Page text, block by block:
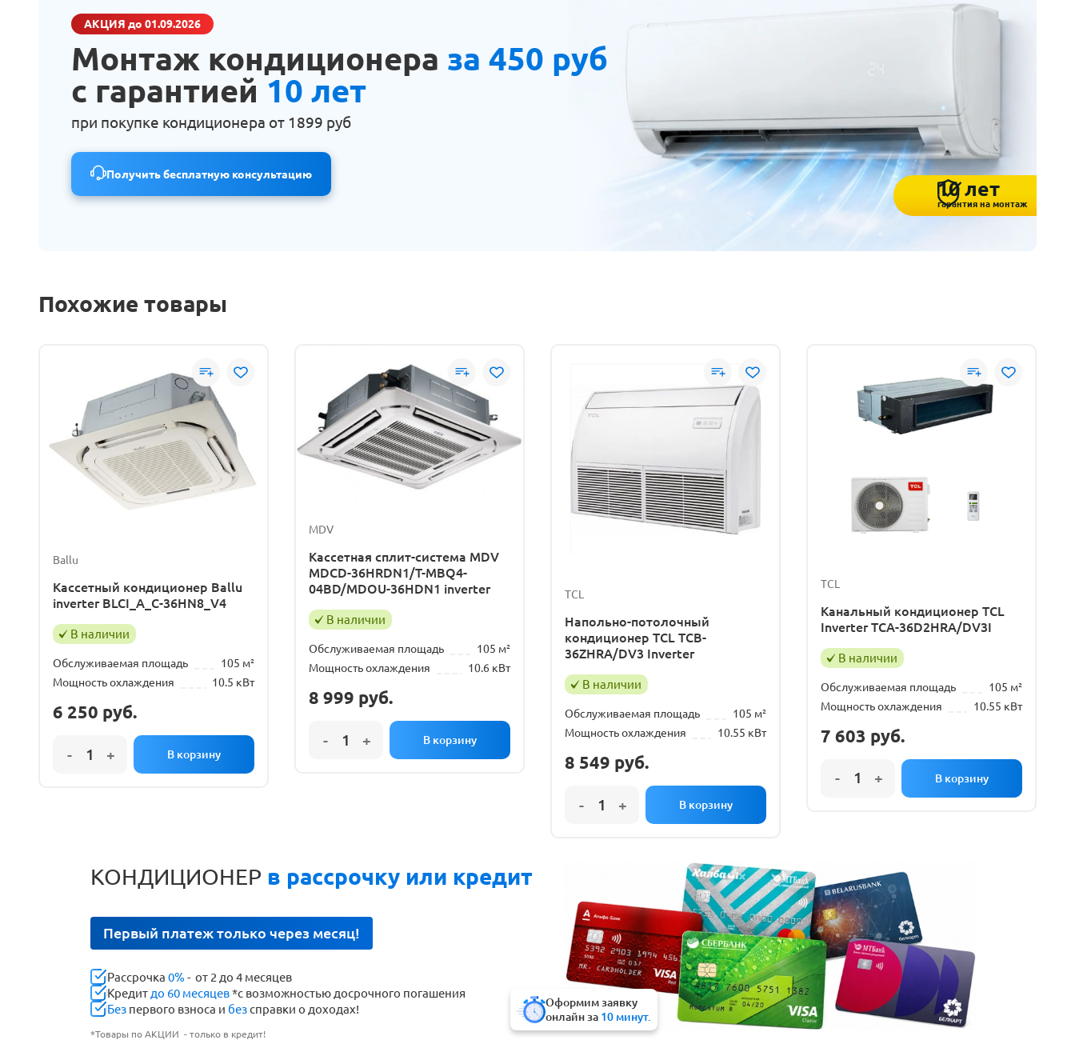
АКЦИЯ до 01.09.2026
Монтаж кондиционера за 450 руб
с гарантией 10 лет
при покупке кондиционера от 1899 руб
Получить бесплатную консультацию
10 лет
гарантия на монтаж
Похожие товары
Ballu
Кассетный кондиционер Ballu
inverter BLCI_A_C-36HN8_V4
В наличии
Обслуживаемая площадь
105 м²
Мощность охлаждения
10.5 кВт
6 250 руб.
MDV
Кассетная сплит-система MDV
MDCD-36HRDN1/T-MBQ4-
04BD/MDOU-36HDN1 inverter
В наличии
Обслуживаемая площадь
105 м²
Мощность охлаждения
10.6 кВт
8 999 руб.
TCL
Напольно-потолочный
кондиционер TCL TCB-
36ZHRA/DV3 Inverter
В наличии
Обслуживаемая площадь
105 м²
Мощность охлаждения
10.55 кВт
8 549 руб.
TCL
Канальный кондиционер TCL
Inverter TCA-36D2HRA/DV3I
В наличии
Обслуживаемая площадь
105 м²
Мощность охлаждения
10.55 кВт
7 603 руб.
КОНДИЦИОНЕР в рассрочку или кредит
Первый платеж только через месяц!
Рассрочка 0% - от 2 до 4 месяцев
Кредит до 60 месяцев*с возможностью досрочного погашения
Без первого взноса и безсправки о доходах!
*Товары по АКЦИИ - только в кредит!
Оформим заявку
онлайн за 10 минут.